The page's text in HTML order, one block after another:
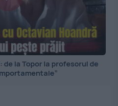
la Topor la profesorul de